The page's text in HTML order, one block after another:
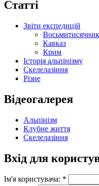
Статті
Звіти експедицій
Кавказ
Крим
Історія альпінізму
Скелелазіння
Різне
Відеогалерея
Альпінізм
Клубне життя
Скелелазіння
Вхід для
Ім'я користувача: *